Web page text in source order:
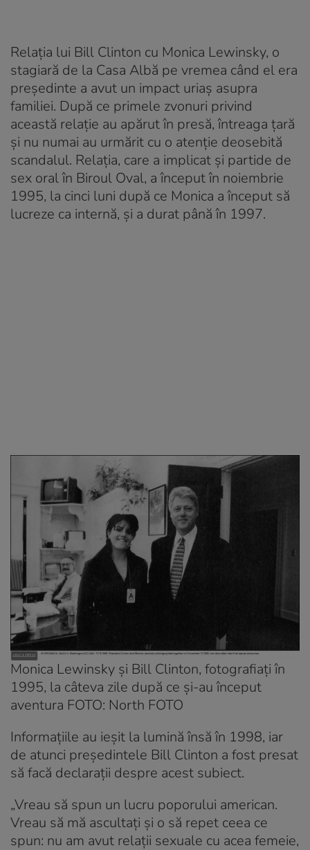
Relația lui Bill Clinton cu Monica Lewinsky, o
stagiară de la Casa Albă pe vremea când el era
președinte a avut un impact uriaș asupra
familiei. După ce primele zvonuri privind
această relație au apărut în presă, întreaga țară
și nu numai au urmărit cu o atenție deosebită
scandalul. Relația, care a implicat și partide de
sex oral în Biroul Oval, a început în noiembrie
1995, la cinci luni după ce Monica a început să
lucreze ca internă, și a durat până în 1997.
Monica Lewinsky și Bill Clinton, fotografiați în
1995, la câteva zile după ce și-au început
aventura FOTO: North FOTO
Informațiile au ieșit la lumină însă în 1998, iar
de atunci președintele Bill Clinton a fost presat
să facă declarații despre acest subiect.
„Vreau să spun un lucru poporului american.
Vreau să mă ascultaţi şi o să repet ceea ce
spun: nu am avut relaţii sexuale cu acea femeie,